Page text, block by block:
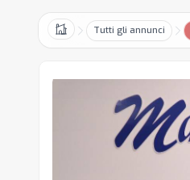
Home Tutti gli annunci